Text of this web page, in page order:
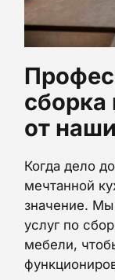
сборка
от
Когда дело
мечтанной
значение.
услуг по
мебели,